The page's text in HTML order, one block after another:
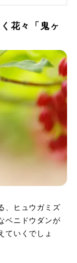
花々「鬼ヶ
、ヒュウガミズ
ベニドウダンが
ていくでしょ